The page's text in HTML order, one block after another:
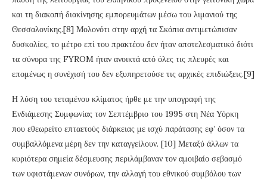
και τη διακοπή διακίνησης εμπορευμάτων μέσω του λιμανιού της
Θεσσαλονίκης.[8] Μολονότι στην αρχή τα Σκόπια αντιμετώπισαν
δυσκολίες, το μέτρο επί του πρακτέου δεν ήταν αποτελεσματικό διότι
τα σύνορα της FYROM ήταν ανοικτά από όλες τις πλευρές και
επομένως η συνέχισή του δεν εξυπηρετούσε τις αρχικές επιδιώξεις.[9]
Η λύση του τεταμένου κλίματος ήρθε με την υπογραφή της
Ενδιάμεσης Συμφωνίας τον Σεπτέμβριο του 1995 στη Νέα Υόρκη
που εθεωρείτο επταετούς διάρκειας με ισχύ παράτασης εφ’ όσον τα
συμβαλλόμενα μέρη δεν την καταγγείλουν. [10] Μεταξύ άλλων τα
κυριότερα σημεία δέσμευσης περιλάμβαναν τον αμοιβαίο σεβασμό
των υφιστάμενων συνόρων, την αλλαγή του εθνικού συμβόλου των